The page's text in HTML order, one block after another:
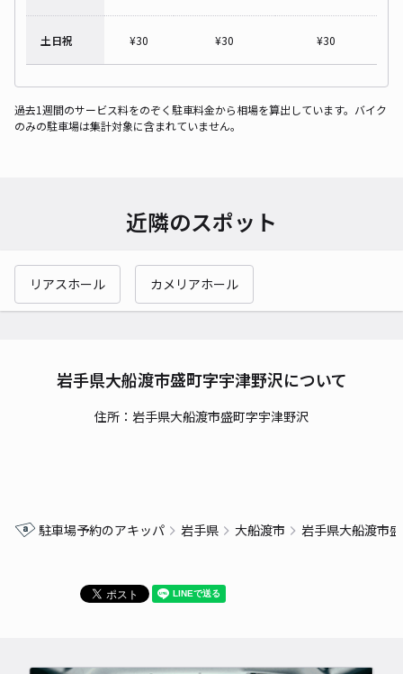
土日祝 ¥30 ¥30 ¥30
過去1週間のサービス料をのぞく駐車料金から相場を算出しています。バイク
のみの駐車場は集計対象に含まれていません。
近隣のスポット
リアスホール カメリアホール
岩手県大船渡市盛町字宇津野沢について
住所：岩手県大船渡市盛町字宇津野沢
駐車場予約のアキッパ 岩手県 大船渡市 岩手県大船渡市